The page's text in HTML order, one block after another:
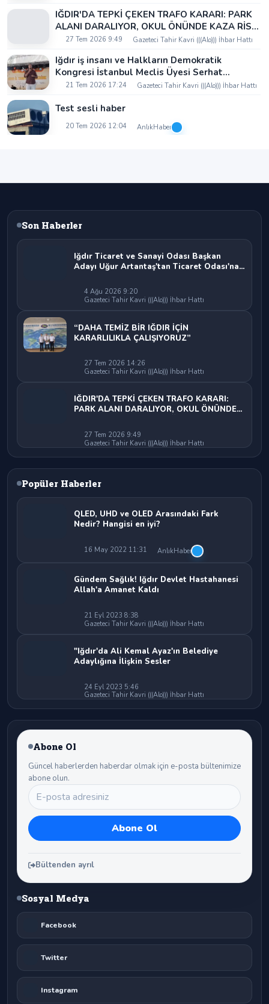
IĞDIR'DA TEPKİ ÇEKEN TRAFO KARARI: PARK
ALANI DARALIYOR, OKUL ÖNÜNDE KAZA RİSKİ
İDDİASI VE IĞDIR VALİSİ NEREDE?
27 Tem 2026 9:49 Gazeteci Tahir Kavri (((Alo))) İhbar Hattı
Iğdır iş insanı ve Halkların Demokratik
Kongresi İstanbul Meclis Üyesi Serhat
Kaya’dan Iğdır Tanıtım Günleri’nde birlik ve
21 Tem 2026 17:24 Gazeteci Tahir Kavri (((Alo))) İhbar Hattı
Test sesli haber
20 Tem 2026 12:04 AnlıkHaber
Son Haberler
Iğdır Ticaret ve Sanayi Odası Başkan
Adayı Uğur Artantaş'tan Ticaret Odası'na
Bırakılamaz"
4 Ağu 2026 9:20
Gazeteci Tahir Kavri (((Alo))) İhbar Hattı
“DAHA TEMİZ BİR IĞDIR İÇİN
KARARLILIKLA ÇALIŞIYORUZ”
27 Tem 2026 14:26
Gazeteci Tahir Kavri (((Alo))) İhbar Hattı
IĞDIR'DA TEPKİ ÇEKEN TRAFO KARARI:
PARK ALANI DARALIYOR, OKUL ÖNÜNDE
NEREDE?
27 Tem 2026 9:49
Gazeteci Tahir Kavri (((Alo))) İhbar Hattı
Popüler Haberler
QLED, UHD ve OLED Arasındaki Fark
Nedir? Hangisi en iyi?
16 May 2022 11:31 AnlıkHaber
Gündem Sağlık! Iğdır Devlet Hastahanesi
Allah'a Amanet Kaldı
21 Eyl 2023 8:38
Gazeteci Tahir Kavri (((Alo))) İhbar Hattı
"Iğdır'da Ali Kemal Ayaz'ın Belediye
Adaylığına İlişkin Sesler
24 Eyl 2023 5:46
Gazeteci Tahir Kavri (((Alo))) İhbar Hattı
Abone Ol
Güncel haberlerden haberdar olmak için e-posta bültenimize
abone olun.
Bültenden ayrıl
Sosyal Medya
Facebook
Twitter
Instagram